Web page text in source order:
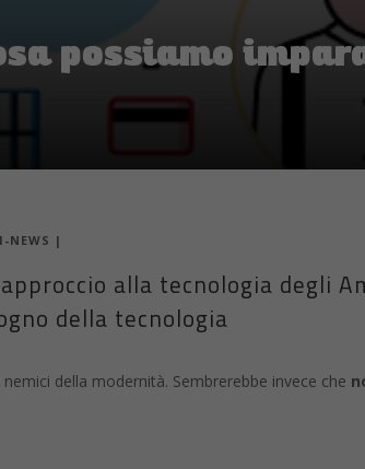
possiamo
NEWS |
alla tecnologia degli
della tecnologia
della modernità. Sembrerebbe invece che